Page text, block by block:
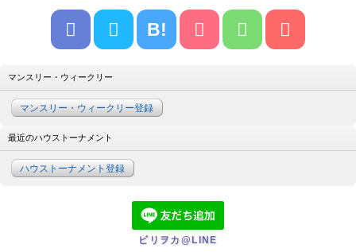
B!
マンスリー・ウィークリー
マンスリー・ウィークリー登録
最近のハウストーナメント
ハウストーナメント登録
ビリヲカ@LINE